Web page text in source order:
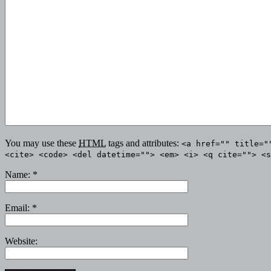
You may use these HTML tags and attributes: <a href=""
<cite> <code> <del datetime=""> <em> <i> <q cite="">
Name: *
Email: *
Website: